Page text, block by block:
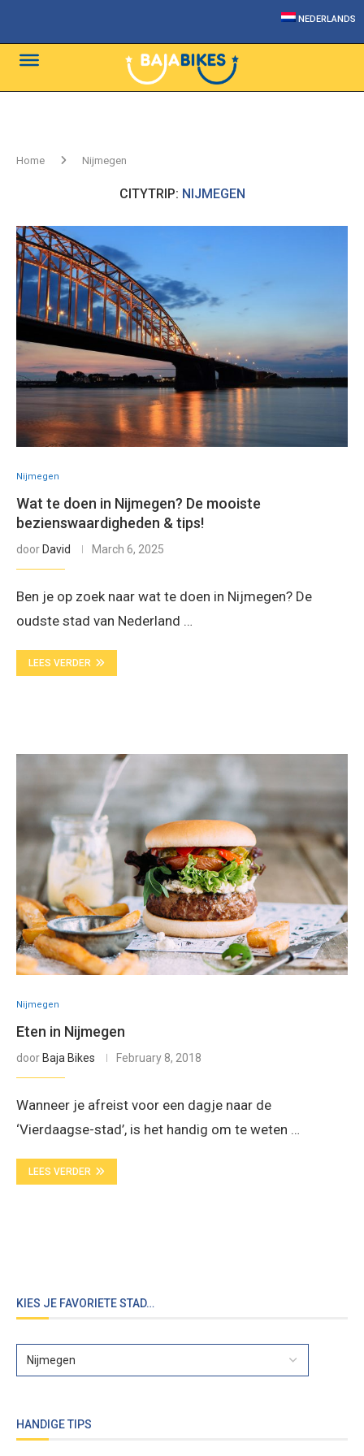
NEDERLANDS
Home Nijmegen
CITYTRIP: NIJMEGEN
Nijmegen
Wat te doen in Nijmegen? De mooiste
bezienswaardigheden & tips!
door David March 6, 2025
Ben je op zoek naar wat te doen in Nijmegen? De
oudste stad van Nederland …
LEES VERDER
Nijmegen
Eten in Nijmegen
door Baja Bikes February 8, 2018
Wanneer je afreist voor een dagje naar de
‘Vierdaagse-stad’, is het handig om te weten …
LEES VERDER
KIES JE FAVORIETE STAD…
HANDIGE TIPS